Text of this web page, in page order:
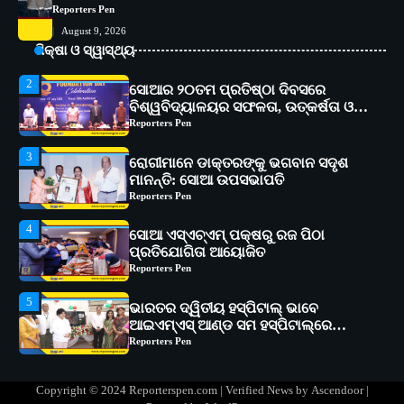
Reporters Pen
August 9, 2026
ଶିକ୍ଷା ଓ ସ୍ୱାସ୍ଥ୍ୟ
2
ଅଗ୍ରଗତିର ସ୍ମୃତିଚାରଣ
Reporters Pen
3
ରୋଗୀମାନେ ଡାକ୍ତରଙ୍କୁ ଭଗବାନ ସଦୃଶ
ମାନନ୍ତି: ସୋଆ ଉପସଭାପତି
Reporters Pen
4
ସୋଆ ଏସ୍‌ଏଚ୍‌ଏମ୍ ପକ୍ଷରୁ ରଜ ପିଠା
ପ୍ରତିଯୋଗିତା ଆୟୋଜିତ
Reporters Pen
5
ଭାରତର ଦ୍ୱିତୀୟ ହସ୍ପିଟାଲ୍ ଭାବେ
ଆଇଏମ୍‌ଏସ୍ ଆଣ୍ଡ ସମ ହସ୍ପିଟାଲ୍‌ରେ
ଅତ୍ୟାଧୁନିକ ଡିଜିସ୍କାନର ସ୍ଥାପନ
Reporters Pen
1
ସୋଆ ପକ୍ଷରୁ ରାୱେ କାର୍ଯ୍ୟକ୍ରମ ଅଧୀନରେ
୧୧ଟି ଗ୍ରାମରେ ୧୬ଟି କୃଷକ ପ୍ରଶିକ୍ଷଣ
କାର୍ଯ୍ୟକ୍ରମ ଆୟୋଜିତ
Reporters Pen
ବିଶ୍ୱବିଦ୍ୟାଳୟର ସଫଳତା, ଉତ୍କର୍ଷତା ଓ
Copyright © 2024 Reporterspen.com | Verified News by Ascendoor|